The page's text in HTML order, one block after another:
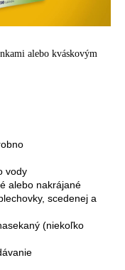
alebo kváskovým
vody
alebo nakrájané
scedenej a
(niekoľko